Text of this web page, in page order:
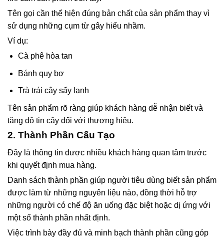
Tên gọi cần thể hiện đúng bản chất của sản phẩm thay vì
sử dụng những cụm từ gây hiểu nhầm.
Ví dụ:
Cà phê hòa tan
Bánh quy bơ
Trà trái cây sấy lạnh
Tên sản phẩm rõ ràng giúp khách hàng dễ nhận biết và
tăng độ tin cậy đối với thương hiệu.
2. Thành Phần Cấu Tạo
Đây là thông tin được nhiều khách hàng quan tâm trước
khi quyết định mua hàng.
Danh sách thành phần giúp người tiêu dùng biết sản phẩm
được làm từ những nguyên liệu nào, đồng thời hỗ trợ
những người có chế độ ăn uống đặc biệt hoặc dị ứng với
một số thành phần nhất định.
Việc trình bày đầy đủ và minh bạch thành phần cũng góp